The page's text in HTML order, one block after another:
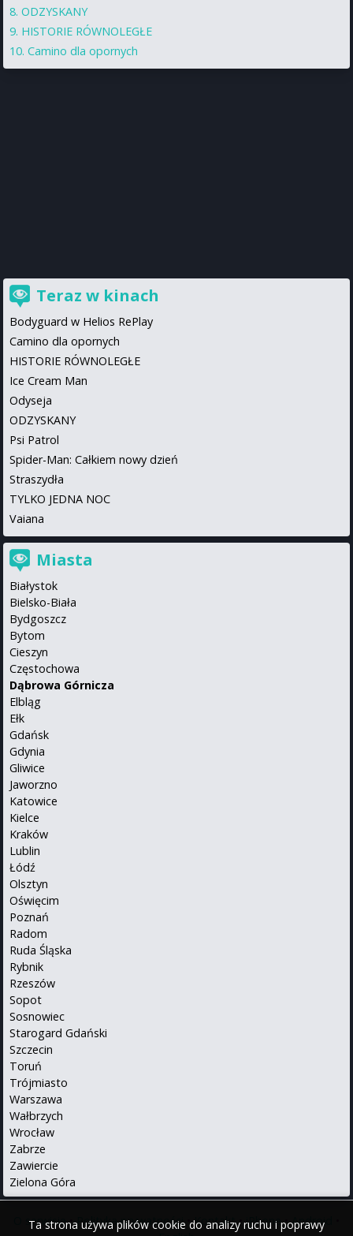
Ta strona używa plików cookie do analizy ruchu i poprawy
ODZYSKANY
HISTORIE RÓWNOLEGŁE
Camino dla opornych
Teraz w kinach
Bodyguard w Helios RePlay
Camino dla opornych
HISTORIE RÓWNOLEGŁE
Ice Cream Man
Odyseja
ODZYSKANY
Psi Patrol
Spider-Man: Całkiem nowy dzień
Straszydła
TYLKO JEDNA NOC
Vaiana
Miasta
Białystok
Bielsko-Biała
Bydgoszcz
Bytom
Cieszyn
Częstochowa
Dąbrowa Górnicza
Elbląg
Ełk
Gdańsk
Gdynia
Gliwice
Jaworzno
Katowice
Kielce
Kraków
Lublin
Łódź
Olsztyn
Oświęcim
Poznań
Radom
Ruda Śląska
Rybnik
Rzeszów
Sopot
Sosnowiec
Starogard Gdański
Szczecin
Toruń
Trójmiasto
Warszawa
Wałbrzych
Wrocław
Zabrze
Zawiercie
Zielona Góra
O serwisie•Polityka prywatności•Kontakt•iPhone•Android